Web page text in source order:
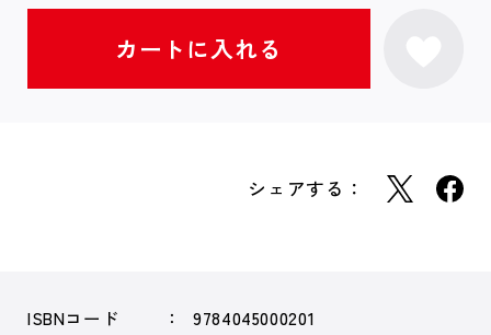
シェアする：
ISBNコード
9784045000201